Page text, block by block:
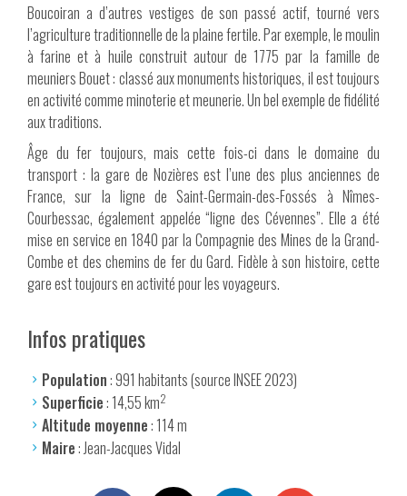
Boucoiran a d’autres vestiges de son passé actif, tourné vers
l’agriculture traditionnelle de la plaine fertile. Par exemple, le moulin
à farine et à huile construit autour de 1775 par la famille de
meuniers Bouet : classé aux monuments historiques, il est toujours
en activité comme minoterie et meunerie. Un bel exemple de fidélité
aux traditions.
Âge du fer toujours, mais cette fois-ci dans le domaine du
transport : la gare de Nozières est l’une des plus anciennes de
France, sur la ligne de Saint-Germain-des-Fossés à Nîmes-
Courbessac, également appelée “ligne des Cévennes”. Elle a été
mise en service en 1840 par la Compagnie des Mines de la Grand-
Combe et des chemins de fer du Gard. Fidèle à son histoire, cette
gare est toujours en activité pour les voyageurs.
Infos pratiques
Population: 991 habitants (source INSEE 2023)
Superficie: 14,55 km2
Altitude moyenne: 114 m
Maire: Jean-Jacques Vidal